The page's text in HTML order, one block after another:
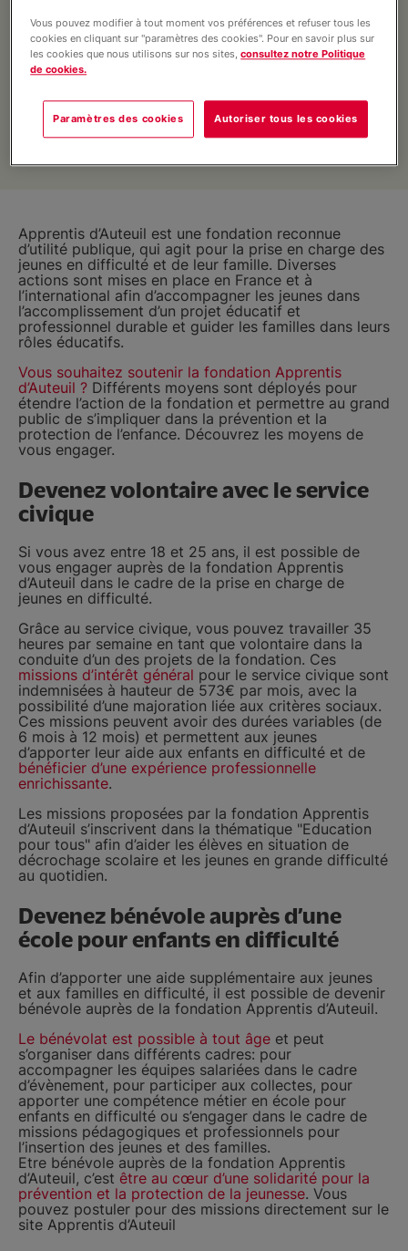
Découvrez les différents moyens d’aider les
jeunes en difficulté et leur famille avec la
fondation Apprentis d’Auteuil via le
bénévolat, le service civique ou le don.
Apprentis d’Auteuil est une fondation reconnue
d’utilité publique, qui agit pour la prise en charge des
jeunes en difficulté et de leur famille. Diverses
actions sont mises en place en France et à
l’international afin d’accompagner les jeunes dans
l’accomplissement d’un projet éducatif et
professionnel durable et guider les familles dans leurs
rôles éducatifs.
Vous souhaitez soutenir la fondation Apprentis
d’Auteuil ? Différents moyens sont déployés pour
étendre l’action de la fondation et permettre au grand
public de s’impliquer dans la prévention et la
protection de l’enfance. Découvrez les moyens de
vous engager.
Devenez volontaire avec le service
civique
Si vous avez entre 18 et 25 ans, il est possible de
vous engager auprès de la fondation Apprentis
d’Auteuil dans le cadre de la prise en charge de
jeunes en difficulté.
Grâce au service civique, vous pouvez travailler 35
heures par semaine en tant que volontaire dans la
conduite d’un des projets de la fondation. Ces
missions d’intérêt général pour le service civique sont
indemnisées à hauteur de 573€ par mois, avec la
possibilité d’une majoration liée aux critères sociaux.
Ces missions peuvent avoir des durées variables (de
6 mois à 12 mois) et permettent aux jeunes
d’apporter leur aide aux enfants en difficulté et de
bénéficier d’une expérience professionnelle
enrichissante.
Les missions proposées par la fondation Apprentis
d’Auteuil s’inscrivent dans la thématique "Education
pour tous" afin d’aider les élèves en situation de
décrochage scolaire et les jeunes en grande difficulté
au quotidien.
Devenez bénévole auprès d’une
école pour enfants en difficulté
Afin d’apporter une aide supplémentaire aux jeunes
et aux familles en difficulté, il est possible de devenir
bénévole auprès de la fondation Apprentis d’Auteuil.
Le bénévolat est possible à tout âge et peut
s’organiser dans différents cadres: pour
accompagner les équipes salariées dans le cadre
d’évènement, pour participer aux collectes, pour
apporter une compétence métier en école pour
enfants en difficulté ou s’engager dans le cadre de
missions pédagogiques et professionnels pour
l’insertion des jeunes et des familles.
Etre bénévole auprès de la fondation Apprentis
d’Auteuil, c’est être au cœur d’une solidarité pour la
prévention et la protection de la jeunesse. Vous
pouvez postuler pour des missions directement sur le
site Apprentis d’Auteuil
Vous pouvez modifier à tout moment vos préférences et refuser tous les
cookies en cliquant sur "paramètres des cookies". Pour en savoir plus sur
les cookies que nous utilisons sur nos sites,consultez notre Politique
de cookies.
Paramètres des cookies Autoriser tous les cookies